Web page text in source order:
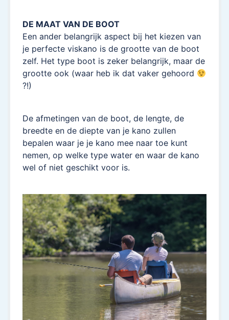
DE MAAT VAN DE BOOT
Een ander belangrijk aspect bij het kiezen van
je perfecte viskano is de grootte van de boot
zelf. Het type boot is zeker belangrijk, maar de
grootte ook (waar heb ik dat vaker gehoord
?!)
De afmetingen van de boot, de lengte, de
breedte en de diepte van je kano zullen
bepalen waar je je kano mee naar toe kunt
nemen, op welke type water en waar de kano
wel of niet geschikt voor is.